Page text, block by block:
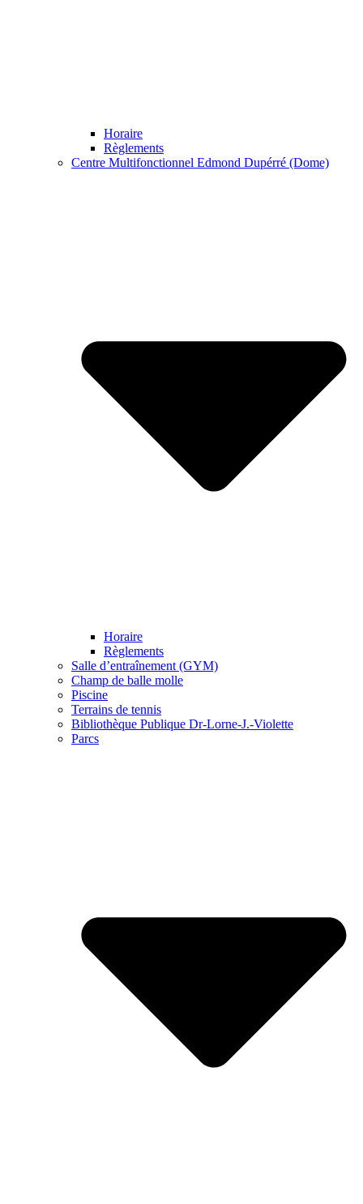
Horaire
Règlements
Centre Multifonctionnel Edmond Dupérré (Dome)
Horaire
Règlements
Salle d’entraînement (GYM)
Champ de balle molle
Piscine
Terrains de tennis
Bibliothèque Publique Dr-Lorne-J.-Violette
Parcs